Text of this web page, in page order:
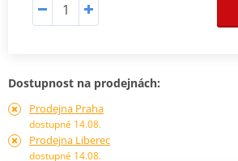
Dostupnost na prodejnách:
Prodejna Praha
dostupné 14.08.
Prodejna Liberec
dostupné 14.08.